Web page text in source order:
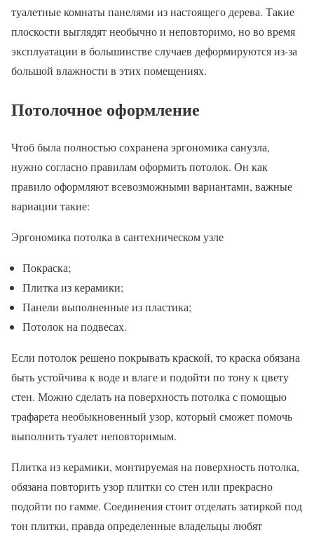
туалетные комнаты панелями из настоящего дерева. Такие
плоскости выглядят необычно и неповторимо, но во время
эксплуатации в большинстве случаев деформируются из-за
большой влажности в этих помещениях.
Потолочное оформление
Чтоб была полностью сохранена эргономика санузла,
нужно согласно правилам оформить потолок. Он как
правило оформляют всевозможными вариантами, важные
вариации такие:
Эргономика потолка в сантехническом узле
Покраска;
Плитка из керамики;
Панели выполненные из пластика;
Потолок на подвесах.
Если потолок решено покрывать краской, то краска обязана
быть устойчива к воде и влаге и подойти по тону к цвету
стен. Можно сделать на поверхность потолка с помощью
трафарета необыкновенный узор, который сможет помочь
выполнить туалет неповторимым.
Плитка из керамики, монтируемая на поверхность потолка,
обязана повторить узор плитки со стен или прекрасно
подойти по гамме. Соединения стоит отделать затиркой под
тон плитки, правда определенные владельцы любят